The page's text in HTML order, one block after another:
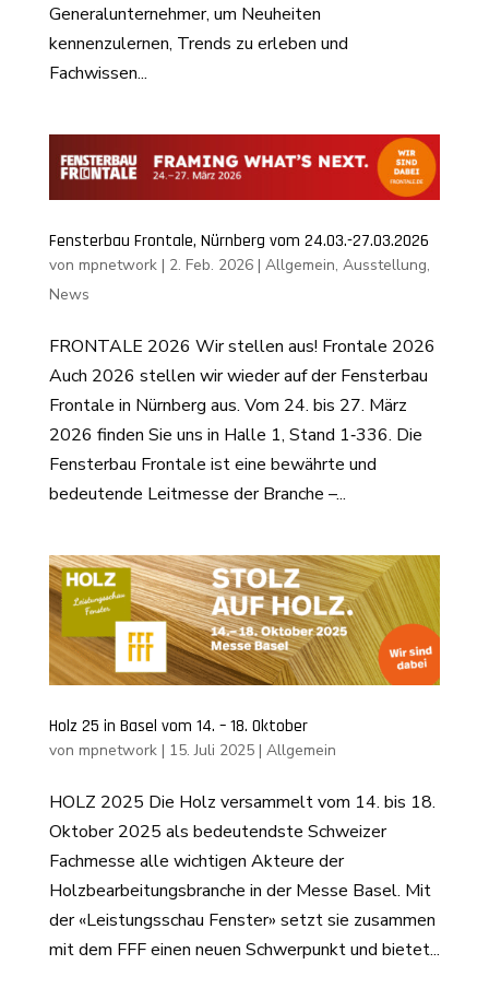
Generalunternehmer, um Neuheiten
kennenzulernen, Trends zu erleben und
Fachwissen...
Fensterbau Frontale, Nürnberg vom 24.03.-27.03.2026
von mpnetwork| 2. Feb. 2026| Allgemein, Ausstellung,
News
FRONTALE 2026 Wir stellen aus! Frontale 2026
Auch 2026 stellen wir wieder auf der Fensterbau
Frontale in Nürnberg aus. Vom 24. bis 27. März
2026 finden Sie uns in Halle 1, Stand 1‑336. Die
Fensterbau Frontale ist eine bewährte und
bedeutende Leitmesse der Branche –...
Holz 25 in Basel vom 14. – 18. Oktober
von mpnetwork| 15. Juli 2025| Allgemein
HOLZ 2025 Die Holz versammelt vom 14. bis 18.
Oktober 2025 als bedeutendste Schweizer
Fachmesse alle wichtigen Akteure der
Holzbearbeitungsbranche in der Messe Basel. Mit
der «Leistungsschau Fenster» setzt sie zusammen
mit dem FFF einen neuen Schwerpunkt und bietet...